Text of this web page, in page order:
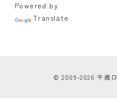
Powered by
Translate
© 2009-2026 千歳